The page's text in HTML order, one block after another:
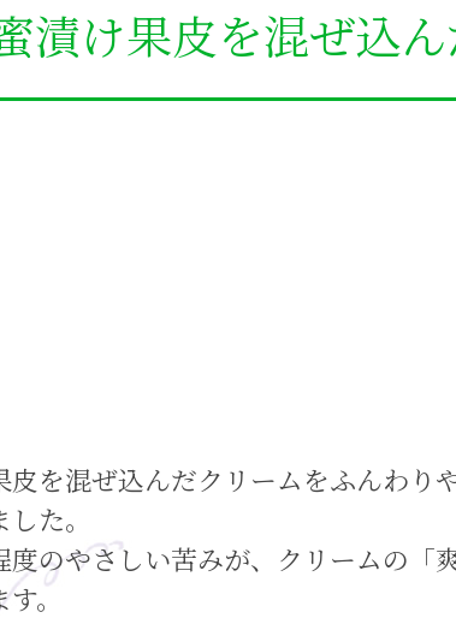
漬け果皮を混ぜ込
皮を混ぜ込んだクリームをふんわり
た。
度のやさしい苦みが、クリームの「
。